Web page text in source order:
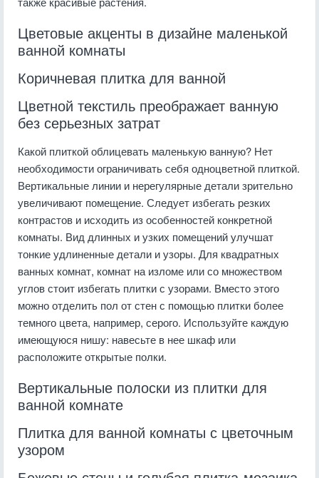
Цветовые акценты в дизайне маленькой
ванной комнаты
Коричневая плитка для ванной
Цветной текстиль преображает ванную
без серьезных затрат
Какой плиткой облицевать маленькую ванную? Нет
необходимости ограничивать себя одноцветной плиткой.
Вертикальные линии и нерегулярные детали зрительно
увеличивают помещение. Следует избегать резких
контрастов и исходить из особенностей конкретной
комнаты. Вид длинных и узких помещений улучшат
тонкие удлиненные детали и узоры. Для квадратных
ванных комнат, комнат на изломе или со множеством
углов стоит избегать плитки с узорами. Вместо этого
можно отделить пол от стен с помощью плитки более
темного цвета, например, серого. Используйте каждую
имеющуюся нишу: навесьте в нее шкаф или
расположите открытые полки.
Вертикальные полоски из плитки для
ванной комнате
Плитка для ванной комнаты с цветочным
узором